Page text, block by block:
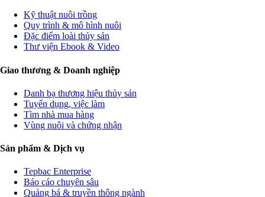
Kỹ thuật nuôi trồng
Quy trình & mô hình nuôi
Đặc điểm loài thủy sản
Thư viện Ebook & Video
Giao thương & Doanh nghiệp
Danh bạ thương hiệu thủy sản
Tuyển dụng, việc làm
Tìm nhà mua hàng
Vùng nuôi và chứng nhận
Sản phẩm & Dịch vụ
Tepbac Enterprise
Báo cáo chuyên sâu
Quảng bá & truyền thông ngành